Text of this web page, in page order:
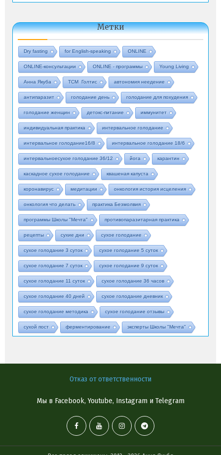
Метки
Dry fasting for English-speaking ONLINE
ONLINE-консультации ONLINE - программы Young Living
Анна Якуба ТСМ Голтис автономия неедение
антипаразит голодание день голодание для похудения
голодание женщин детокс-питание иммунитет
индивидуальная практика интервальное голодание
интервальное голодание16/8 интервальное голодание 18/6
интервальноесухое голодание 36/12 йога карантин
каскадное сухое голодание квашеная капуста
коронавирус медитации онкология история исцеления
онкология что делать практика Безмолвия
программы Школы "Мечта" противопаразитарная практика
рецепты сухие дни сухое голодание
сухое голодание 3 суток сухое голодание 5 суток
сухое голодание 7 суток сухое голодание 9 суток
сухое голодание 11 суток сухое голодание 36 часов
сухое голодание 40 дней сухое голодание дневник
сухое голодание методика сухое голодание отзывы
сухой пост ферментирование эксперты Школы "Мечта"
Отказ от ответственности
Мы в Facebook, Youtube, Instagram и Telegram